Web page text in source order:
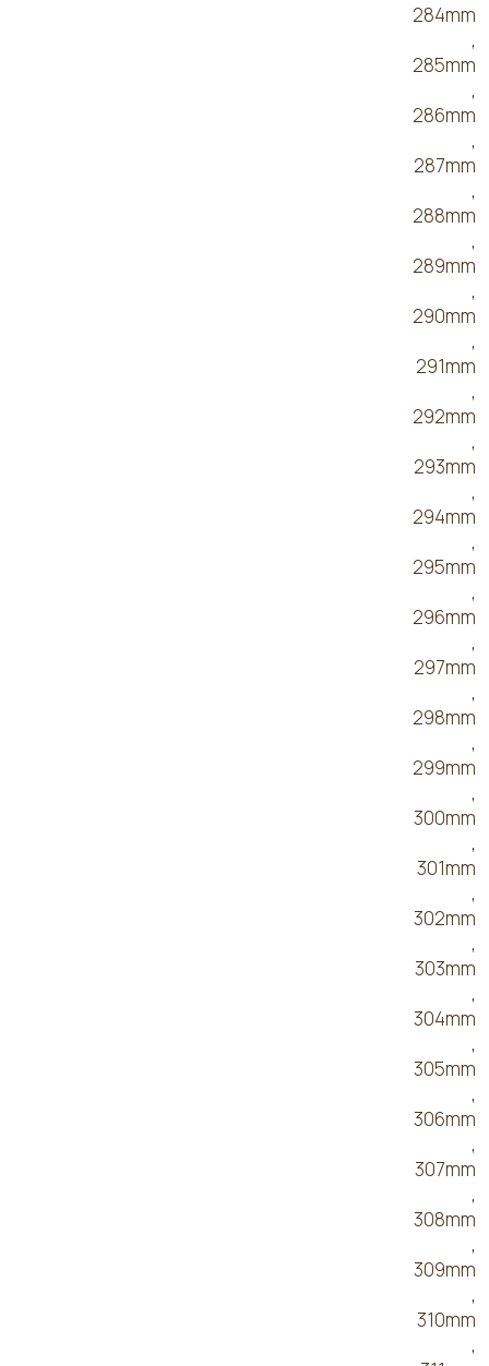
284mm
,
285mm
,
286mm
,
287mm
,
288mm
,
289mm
,
290mm
,
291mm
,
292mm
,
293mm
,
294mm
,
295mm
,
296mm
,
297mm
,
298mm
,
299mm
,
300mm
,
301mm
,
302mm
,
303mm
,
304mm
,
305mm
,
306mm
,
307mm
,
308mm
,
309mm
,
310mm
,